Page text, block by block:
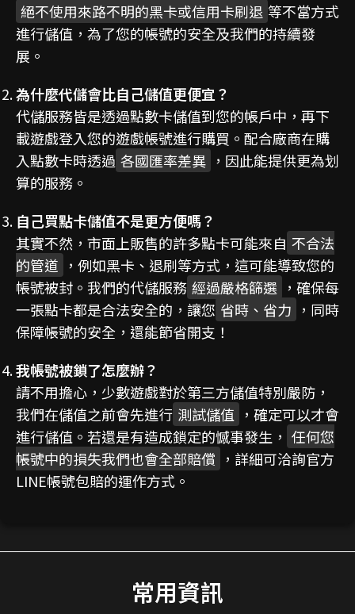
絕不使用來路不明的黑卡或信用卡刷退 等不當方式
進行儲值，為了您的帳號的安全及我們的持續發
展。
為什麼代儲會比自己儲值更便宜？
代儲服務皆是透過點數卡儲值到您的帳戶中，再下
載遊戲登入您的遊戲帳號進行購買。配合廠商在購
入點數卡時透過 各國匯率差異 ，因此能提供更為划
算的服務。
自己買點卡儲值不是更方便嗎？
其實不然，市面上販售的許多點卡可能來自 不合法
的管道 ，例如黑卡、退刷等方式，這可能導致您的
帳號被封。我們的代儲服務 經過嚴格篩選 ，確保每
一張點卡都是合法安全的，讓您 省時、省力 ，同時
保障帳號的安全，還能節省開支！
我帳號被鎖了怎麼辦？
請不用擔心，少數遊戲對於第三方儲值特別嚴防，
我們在儲值之前會先進行 測試儲值 ，確定可以才會
進行儲值。若還是有造成鎖定的憾事發生， 任何您
帳號中的損失我們也會全部賠償 ，詳細可洽詢官方
LINE帳號包賠的運作方式。
常用資訊